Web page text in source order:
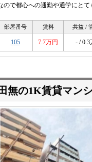
ので都心への通勤や通学にとて
部屋番号 賃料 共益 /
105 7.7万円 - / 0.3
田無の1K賃貸マン